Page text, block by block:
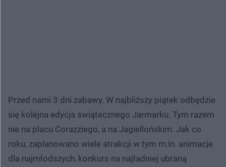
Przed nami 3 dni zabawy. W najbliższy piątek odbędzie
się kolejna edycja świątecznego Jarmarku. Tym razem
nie na placu Corazziego, a na Jagiellońskim. Jak co
roku, zaplanowano wiele atrakcji w tym m.in. animacje
dla najmłodszych, konkurs na najładniej ubraną